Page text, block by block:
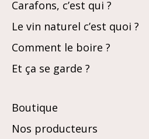
Carafons, c’est qui ?
Le vin naturel c’est quoi ?
Comment le boire ?
Et ça se garde ?
Boutique
Nos producteurs